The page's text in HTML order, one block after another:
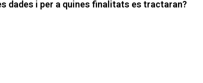
dades i per a quines finalitats es tractaran?